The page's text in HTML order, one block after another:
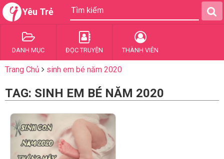
Yêu Trẻ
DANH MỤC ĐỌC TRUYỆN THÀNH VIÊN
Trang Chủ sinh em bé năm 2020
TAG: SINH EM BÉ NĂM 2020